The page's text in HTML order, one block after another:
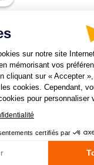
RGAA n’a
dans le cadre de
sur notre site
mémorisant vos
cliquant sur « Accepter
les cookies. Cependant,
pour personnaliser
certifiés par